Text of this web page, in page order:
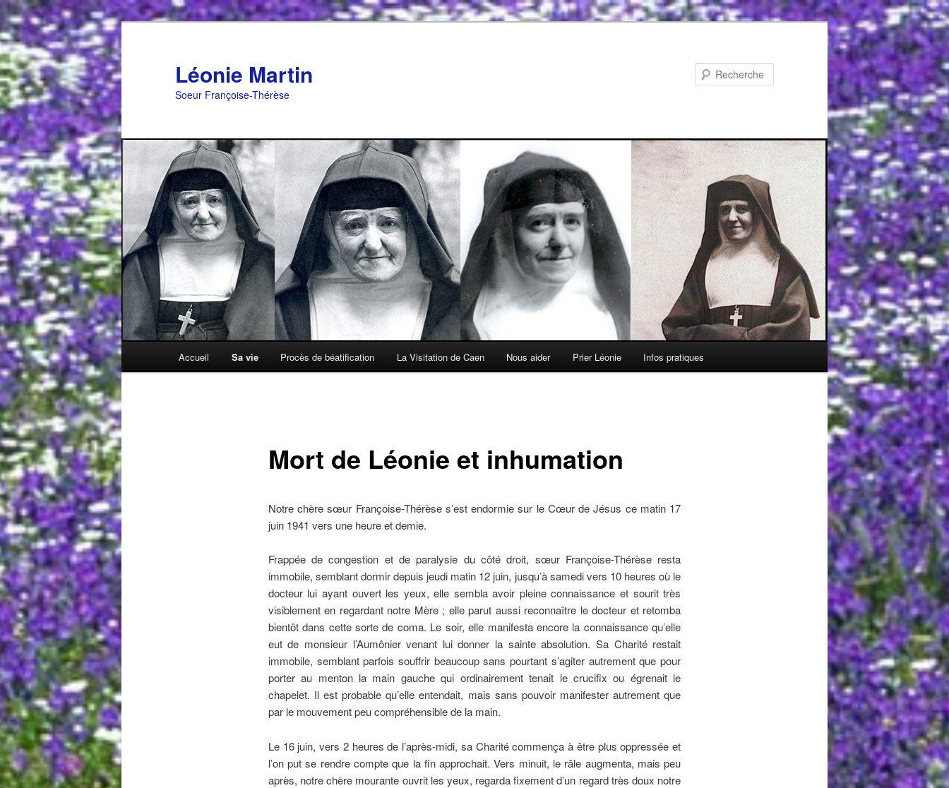
Aller
au
contenu
principal
Léonie Martin
Soeur Françoise-Thérèse
Accueil Sa vie Procès de béatification La Visitation de Caen Nous aider Prier Léonie Infos pratiques
Mort de Léonie et inhumation
Notre chère sœur Françoise-Thérèse s’est endormie sur le Cœur de Jésus ce matin 17
juin 1941 vers une heure et demie.
Frappée de congestion et de paralysie du côté droit, sœur Françoise-Thérèse resta
immobile, semblant dormir depuis jeudi matin 12 juin, jusqu’à samedi vers 10 heures où le
docteur lui ayant ouvert les yeux, elle sembla avoir pleine connaissance et sourit très
visiblement en regardant notre Mère ; elle parut aussi reconnaître le docteur et retomba
bientôt dans cette sorte de coma. Le soir, elle manifesta encore la connaissance qu’elle
eut de monsieur l’Aumônier venant lui donner la sainte absolution. Sa Charité restait
immobile, semblant parfois souffrir beaucoup sans pourtant s’agiter autrement que pour
porter au menton la main gauche qui ordinairement tenait le crucifix ou égrenait le
chapelet. Il est probable qu’elle entendait, mais sans pouvoir manifester autrement que
par le mouvement peu compréhensible de la main.
Le 16 juin, vers 2 heures de l’après-midi, sa Charité commença à être plus oppressée et
l’on put se rendre compte que la fin approchait. Vers minuit, le râle augmenta, mais peu
après, notre chère mourante ouvrit les yeux, regarda fixement d’un regard très doux notre